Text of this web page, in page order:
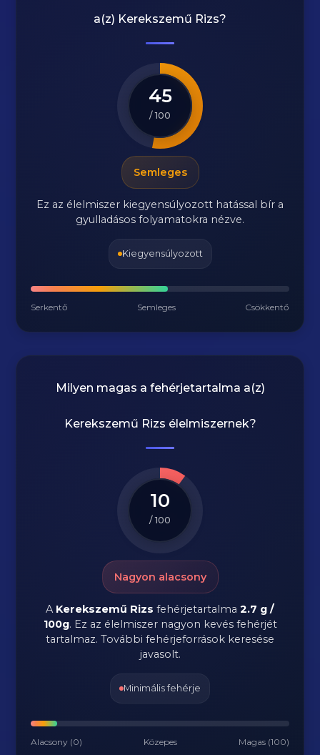
a(z) Kerekszemű Rizs?
45
/ 100
Semleges
Ez az élelmiszer kiegyensúlyozott hatással bír a
gyulladásos folyamatokra nézve.
Kiegyensúlyozott
Serkentő Semleges Csökkentő
Milyen magas a fehérjetartalma a(z)
Kerekszemű Rizs élelmiszernek?
10
/ 100
Nagyon alacsony
A Kerekszemű Rizs fehérjetartalma 2.7 g /
100g. Ez az élelmiszer nagyon kevés fehérjét
tartalmaz. További fehérjeforrások keresése
javasolt.
Minimális fehérje
Alacsony (0) Közepes Magas (100)